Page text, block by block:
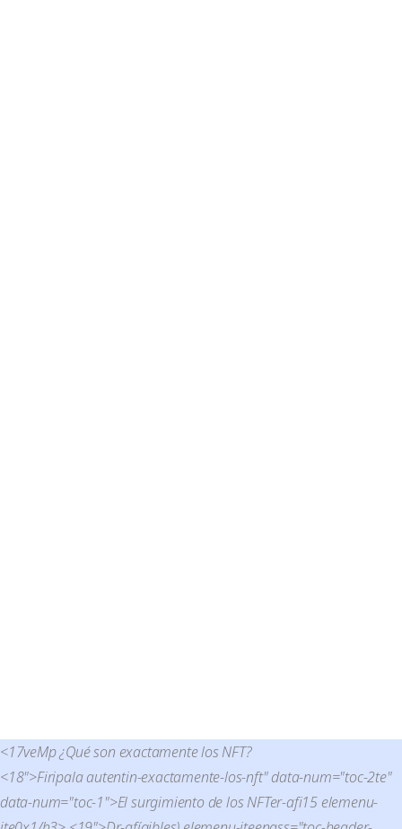
<17veMp¿Qué son exactamente los NFT?
<18">Firipala autentin-exactamente-los-nft" data-num="toc-2te"
data-num="toc-1">El surgimiento de los NFTer-afi15 elemenu-